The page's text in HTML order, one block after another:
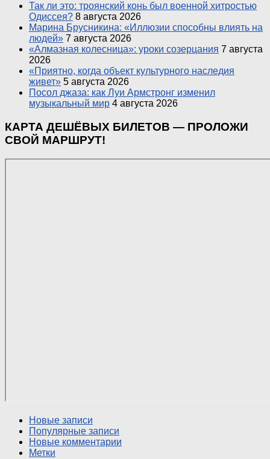
Так ли это: троянский конь был военной хитростью
Одиссея? 8 августа 2026
Марина Брусникина: «Иллюзии способны влиять на
людей» 7 августа 2026
«Алмазная колесница»: уроки созерцания 7 августа
2026
«Приятно, когда объект культурного наследия
живет» 5 августа 2026
Посол джаза: как Луи Армстронг изменил
музыкальный мир 4 августа 2026
КАРТА ДЕШЁВЫХ БИЛЕТОВ — ПРОЛОЖИ
СВОЙ МАРШРУТ!
Новые записи
Популярные записи
Новые комментарии
Метки